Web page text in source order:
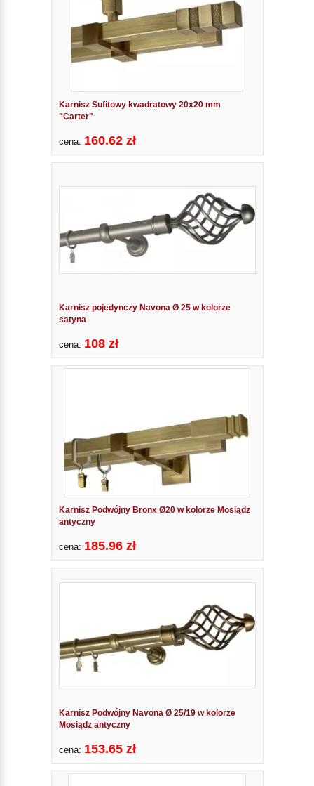
Karnisz Sufitowy kwadratowy 20x20 mm
"Carter"
cena: 160.62 zł
Karnisz pojedynczy Navona Ø 25 w kolorze
satyna
cena: 108 zł
Karnisz Podwójny Bronx Ø20 w kolorze Mosiądz
antyczny
cena: 185.96 zł
Karnisz Podwójny Navona Ø 25/19 w kolorze
Mosiądz antyczny
cena: 153.65 zł